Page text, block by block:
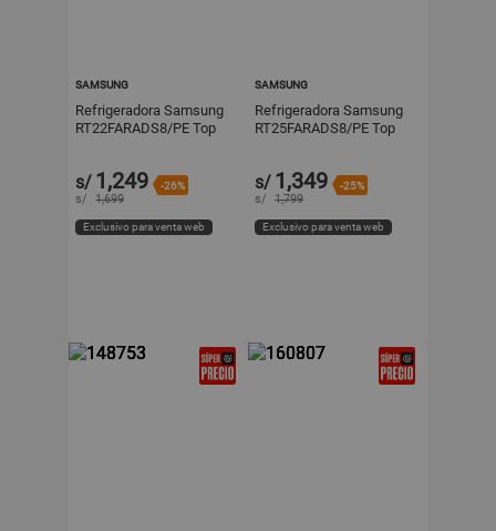
SAMSUNG
Refrigeradora Samsung
RT22FARADS8/PE Top
s/ 1,249 -26%
s/ 1,699
Exclusivo para venta web
SAMSUNG
Refrigeradora Samsung
RT25FARADS8/PE Top
s/ 1,349 -25%
s/ 1,799
Exclusivo para venta web